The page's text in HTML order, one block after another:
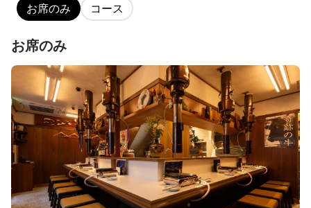
お席のみ コース
お席のみ